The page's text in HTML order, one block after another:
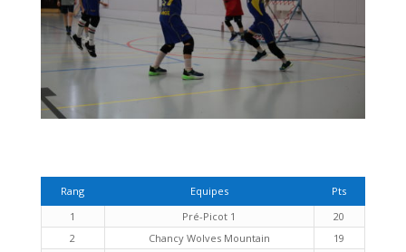
Rang Equipes
Pts
1
Pré-Picot 1
20
2
Chancy Wolves Mountain
19